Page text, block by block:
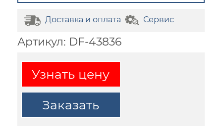
Доставка и оплата Сервис
Артикул: DF-43836
Узнать цену
Заказать